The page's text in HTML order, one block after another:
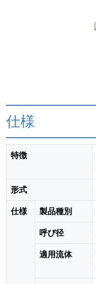
仕様
特徴
形式
仕様 製品種別
呼び径
適用流体